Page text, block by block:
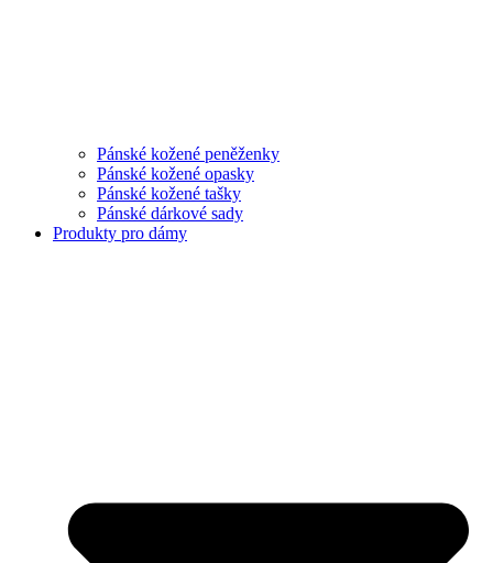
Pánské kožené peněženky
Pánské kožené opasky
Pánské kožené tašky
Pánské dárkové sady
Produkty pro dámy